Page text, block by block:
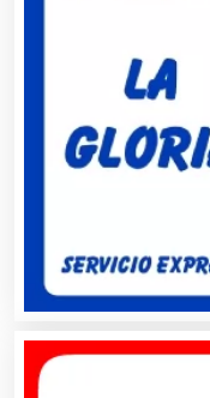
Alquiler de
Alta